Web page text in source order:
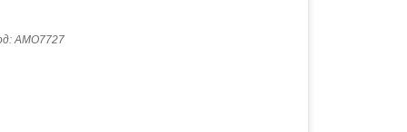
AMO7727